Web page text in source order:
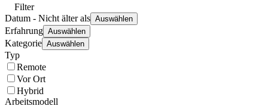
Filter
Datum - Nicht älter als Auswählen
Erfahrung Auswählen
Kategorie Auswählen
Typ
Remote
Vor Ort
Hybrid
Arbeitsmodell